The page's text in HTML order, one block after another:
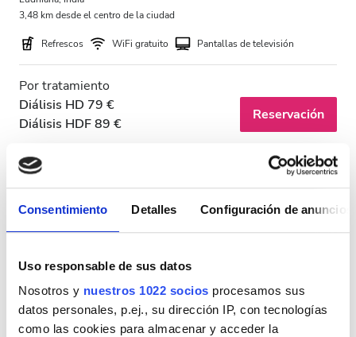
Consentimiento Detalles Configuración de anuncios
Uso responsable de sus datos
Nosotros y nuestros 1022 socios procesamos sus
datos personales, p.ej., su dirección IP, con tecnologías
como las cookies para almacenar y acceder la
Refrescos
WiFi gratuito
Pantallas de televisión
EUR 0 - 100
EUR 100 - 200
3,48 km desde el centro de la ciudad
Refrescos WiFi gratuito Pantallas de televisión
Por tratamiento
Diálisis HD 79 €
Diálisis HDF 89 €
Reservación